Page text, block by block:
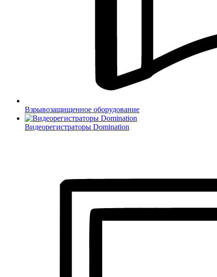
Взрывозащищенное оборудование
Видеорегистраторы Domination